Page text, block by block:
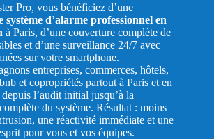
Pro, vous bénéficiez d’une
système d’alarme professionnel en
à Paris, d’une couverture complète de
et d’une surveillance 24/7 avec
sur votre smartphone.
entreprises, commerces, hôtels,
et copropriétés partout à Paris et en
l’audit initial jusqu’à la
du système. Résultat : moins
une réactivité immédiate et une
pour vous et vos équipes.